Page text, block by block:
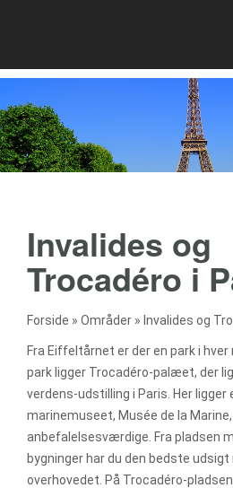
Invalides og
Trocadéro i
Forside » Områder » Invalides og
Fra Eiffeltårnet er der en park i hver
park ligger Trocadéro-palæet, der
verdens-udstilling i Paris. Her
marinemuseet, Musée de la
anbefalelsesværdige. Fra pladsen
bygninger har du den bedste
overhovedet. På Trocadéro-